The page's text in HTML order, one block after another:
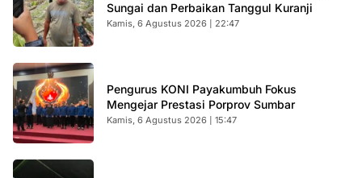
Sungai dan Perbaikan Tanggul Kuranji
Kamis, 6 Agustus 2026 | 22:47
Pengurus KONI Payakumbuh Fokus
Mengejar Prestasi Porprov Sumbar
Kamis, 6 Agustus 2026 | 15:47